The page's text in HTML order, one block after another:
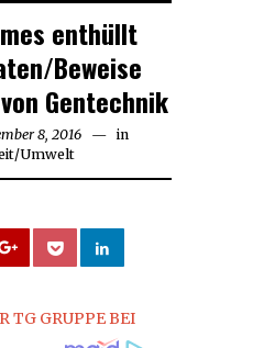
enthüllt
Beweise
von Gentechnik
8, 2016 November
in
/Umwelt
TG GRUPPE BEI